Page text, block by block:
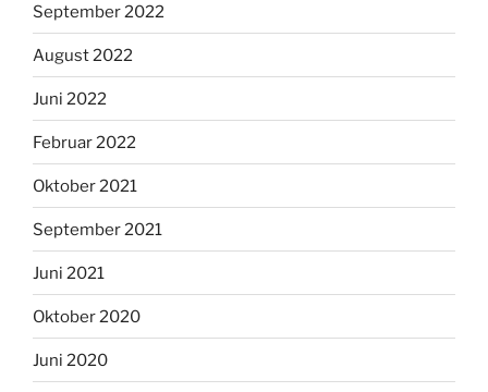
September 2022
August 2022
Juni 2022
Februar 2022
Oktober 2021
September 2021
Juni 2021
Oktober 2020
Juni 2020